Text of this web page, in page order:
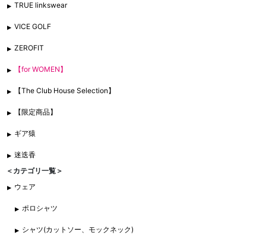
TRUE linkswear
VICE GOLF
ZEROFIT
【for WOMEN】
【The Club House Selection】
【限定商品】
ギア猿
迷迭香
＜カテゴリ一覧＞
ウェア
ポロシャツ
シャツ(カットソー、モックネック)